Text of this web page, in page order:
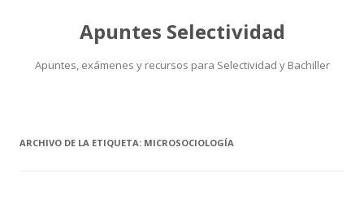
Apuntes Selectividad
Apuntes, exámenes y recursos para Selectividad y Bachiller
ARCHIVO DE LA ETIQUETA: MICROSOCIOLOGÍA